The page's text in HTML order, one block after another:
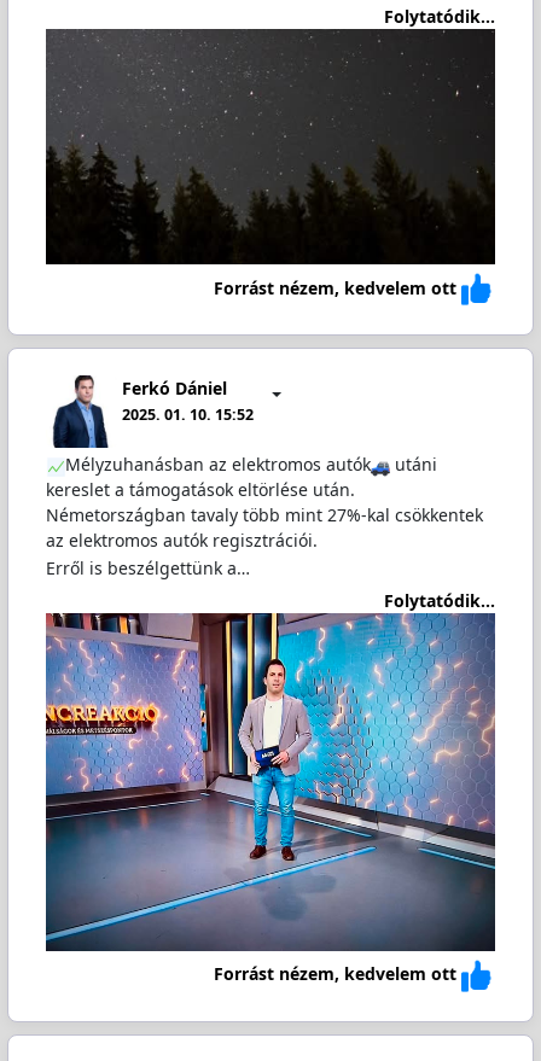
Folytatódik...
Forrást nézem, kedvelem ott
Ferkó Dániel
2025. 01. 10. 15:52
Mélyzuhanásban az elektromos autók
utáni
kereslet a támogatások eltörlése után.
Németországban tavaly több mint 27%-kal csökkentek
az elektromos autók regisztrációi.
Erről is beszélgettünk a…
Folytatódik...
Forrást nézem, kedvelem ott